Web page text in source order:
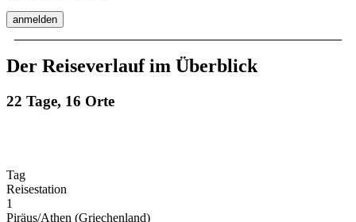
anmelden
Der Reiseverlauf im Überblick
22 Tage, 16 Orte
Tag
Reisestation
1
Piräus/Athen (Griechenland)